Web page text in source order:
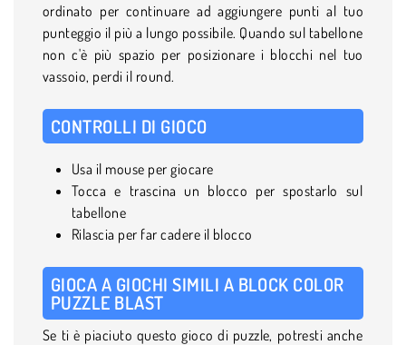
ordinato per continuare ad aggiungere punti al tuo
punteggio il più a lungo possibile. Quando sul tabellone
non c'è più spazio per posizionare i blocchi nel tuo
vassoio, perdi il round.
CONTROLLI DI GIOCO
Usa il mouse per giocare
Tocca e trascina un blocco per spostarlo sul
tabellone
Rilascia per far cadere il blocco
GIOCA A GIOCHI SIMILI A BLOCK COLOR
PUZZLE BLAST
Se ti è piaciuto questo gioco di puzzle, potresti anche